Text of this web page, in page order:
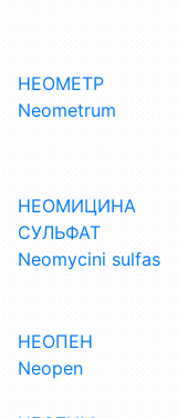
НЕОМЕТР
Neometrum
НЕОМИЦИНА
СУЛЬФАТ
Neomycini sulfas
НЕОПЕН
Neopen